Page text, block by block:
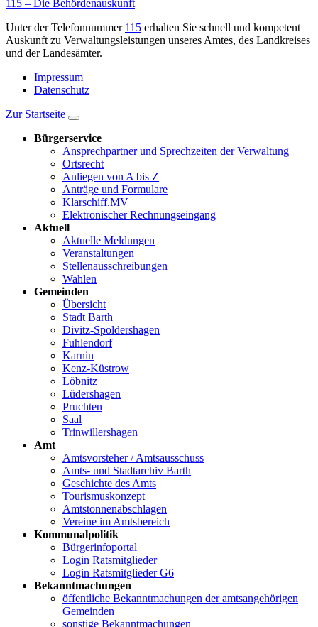
115 – Die Behördenauskunft
Unter der Telefonnummer 115 erhalten Sie schnell und kompetent
Auskunft zu Verwaltungsleistungen unseres Amtes, des Landkreises
und der Landesämter.
Impressum
Datenschutz
Zur Startseite
Bürgerservice
Ansprechpartner und Sprechzeiten der Verwaltung
Ortsrecht
Anliegen von A bis Z
Anträge und Formulare
Klarschiff.MV
Elektronischer Rechnungseingang
Aktuell
Aktuelle Meldungen
Veranstaltungen
Stellenausschreibungen
Wahlen
Gemeinden
Übersicht
Stadt Barth
Divitz-Spoldershagen
Fuhlendorf
Karnin
Kenz-Küstrow
Löbnitz
Lüdershagen
Pruchten
Saal
Trinwillershagen
Amt
Amtsvorsteher / Amtsausschuss
Amts- und Stadtarchiv Barth
Geschichte des Amts
Tourismuskonzept
Amtstonnenabschlagen
Vereine im Amtsbereich
Kommunalpolitik
Bürgerinfoportal
Login Ratsmitglieder
Login Ratsmitglieder G6
Bekanntmachungen
öffentliche Bekanntmachungen der amtsangehörigen
Gemeinden
sonstige Bekanntmachungen